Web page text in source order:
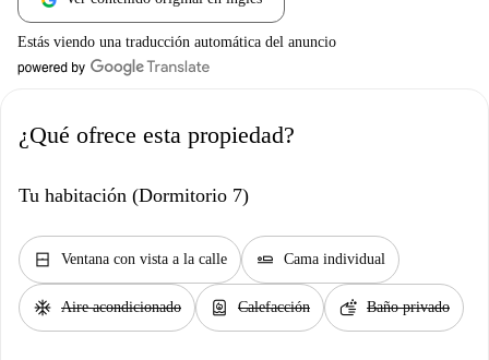
Estás viendo una traducción automática del anuncio
¿Qué ofrece esta propiedad?
Tu habitación (Dormitorio 7)
window_closed Ventana con vista a la calle airline_seat_flat Cama individual
ac_unit Aire acondicionado water_heater Calefacción soap Baño privado